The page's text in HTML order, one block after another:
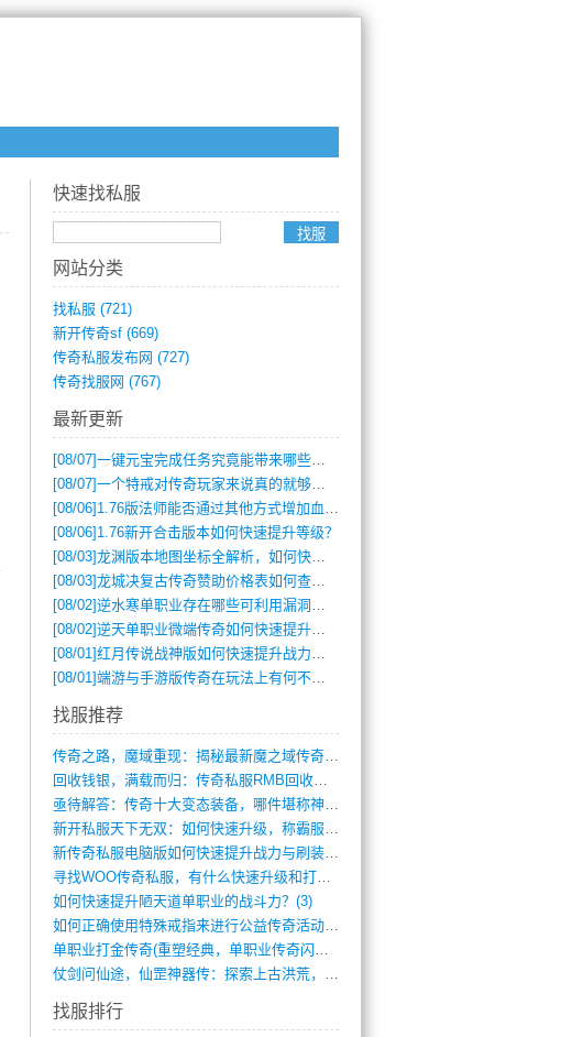
快速找私服
网站分类
找私服 (721)
新开传奇sf (669)
传奇私服发布网 (727)
传奇找服网 (767)
最新更新
[08/07]一键元宝完成任务究竟能带来哪些超值优势？
[08/07]一个特戒对传奇玩家来说真的就够用了吗？
[08/06] 1.76版法师能否通过其他方式增加血量？
[08/06] 1.76新开合击版本如何快速提升等级？
[08/03]龙渊版本地图坐标全解析，如何快速定位BOSS位置？
[08/03]龙城决复古传奇赞助价格表如何查询？
[08/02]逆水寒单职业存在哪些可利用漏洞？如何快速提升战力？
[08/02]逆天单职业微端传奇如何快速提升战力？新手必看攻略
[08/01]红月传说战神版如何快速提升战力？新手攻略全解析？
[08/01]端游与手游版传奇在玩法上有何不同？
找服推荐
传奇之路，魔域重现：揭秘最新魔之域传奇攻(712)
回收钱银，满载而归：传奇私服RMB回收装(548)
亟待解答：传奇十大变态装备，哪件堪称神器(347)
新开私服天下无双：如何快速升级，称霸服务(681)
新传奇私服电脑版如何快速提升战力与刷装备(835)
寻找WOO传奇私服，有什么快速升级和打宝(864)
如何快速提升陋天道单职业的战斗力？(3)
如何正确使用特殊戒指来进行公益传奇活动？(10)
单职业打金传奇(重塑经典，单职业传奇闪耀(10)
仗剑问仙途，仙罡神器传：探索上古洪荒，揭(813)
找服排行